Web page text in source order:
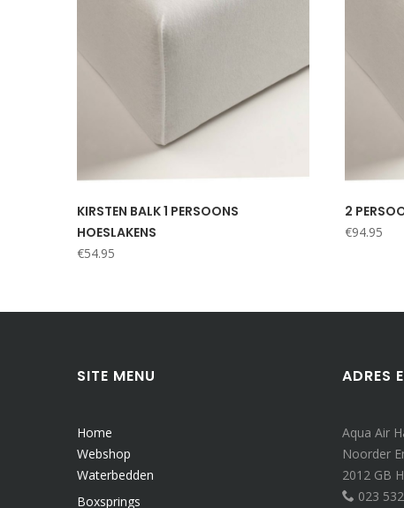
KIRSTEN BALK 1 PERSOONS
HOESLAKENS
€54.95
2
€94.95
SITE MENU
Home
Webshop
Waterbedden
Boxsprings
ADRES
Aqua Air
Noorder
2012 GB
023